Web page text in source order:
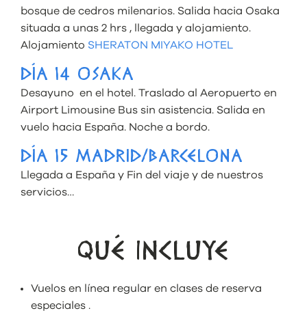
bosque de cedros milenarios. Salida hacia Osaka
situada a unas 2 hrs , llegada y alojamiento.
Alojamiento SHERATON MIYAKO HOTEL
DÍA 14 OSAKA
Desayuno en el hotel. Traslado al Aeropuerto en
Airport Limousine Bus sin asistencia. Salida en
vuelo hacia España. Noche a bordo.
DÍA 15 MADRID/BARCELONA
Llegada a España y Fin del viaje y de nuestros
servicios…
QUÉ INCLUYE
Vuelos en línea regular en clases de reserva
especiales .